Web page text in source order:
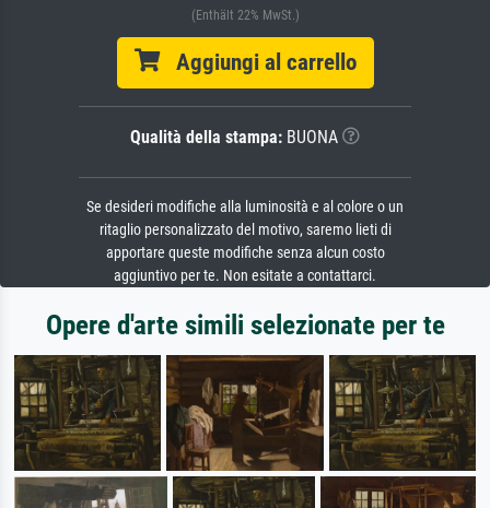
(Enthält 22% MwSt.)
Aggiungi al carrello
Qualità della stampa: BUONA
Se desideri modifiche alla luminosità e al colore o un
ritaglio personalizzato del motivo, saremo lieti di
apportare queste modifiche senza alcun costo
aggiuntivo per te. Non esitate a contattarci.
Opere d'arte simili selezionate per te